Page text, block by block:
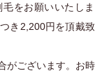
をお願いいたしま
き2,200円を頂戴致
がございます。お時